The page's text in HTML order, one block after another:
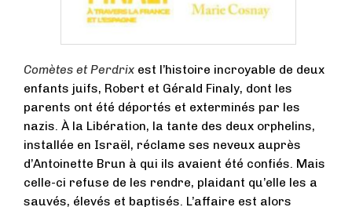
Comètes et Perdrix est l’histoire incroyable de deux
enfants juifs, Robert et Gérald Finaly, dont les
parents ont été déportés et exterminés par les
nazis. À la Libération, la tante des deux orphelins,
installée en Israël, réclame ses neveux auprès
d’Antoinette Brun à qui ils avaient été confiés. Mais
celle-ci refuse de les rendre, plaidant qu’elle les a
sauvés, élevés et baptisés. L’affaire est alors